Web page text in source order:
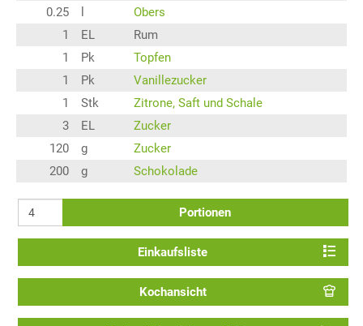
0.25
Obers
1
EL
Rum
1
Pk
Topfen
1
Pk
Vanillezucker
1
Stk
Zitrone, Saft und Schale
3
EL
Zucker
120
g
Zucker
200
g Schokolade
Portionen
Einkaufsliste
Kochansicht